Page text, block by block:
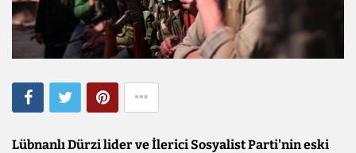
Lübnanlı Dürzi lider ve İlerici Sosyalist Parti'nin eski